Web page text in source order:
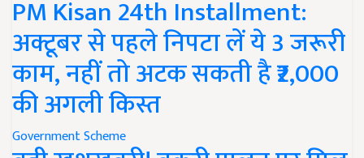
PM Kisan 24th Installment:
अक्टूबर से पहले निपटा लें ये 3 जरूरी
काम, नहीं तो अटक सकती है ₹2,000
की अगली किस्त
Government Scheme